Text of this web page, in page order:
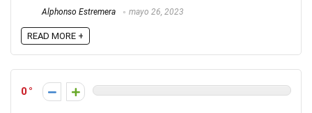
Alphonso Estremera mayo 26, 2023
READ MORE +
0